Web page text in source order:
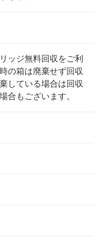
ッジ無料回収をご利
の箱は廃棄せず回収
している場合は回収
合もございます。